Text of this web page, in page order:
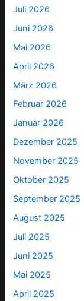
Juli 2026
Juni 2026
Mai 2026
April 2026
März 2026
Februar 2026
Januar 2026
Dezember 2025
November 2025
Oktober 2025
September 2025
August 2025
Juli 2025
Juni 2025
Mai 2025
April 2025